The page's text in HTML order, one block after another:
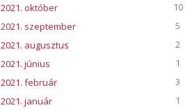
2021. október
10
2021. szeptember
5
2021. augusztus
2
2021. június
1
2021. február
3
2021. január
1